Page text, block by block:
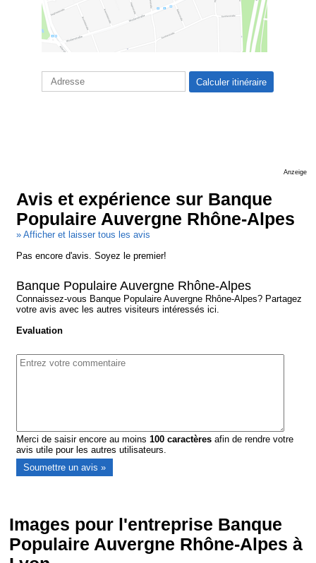
Anzeige
Avis et expérience sur Banque
Populaire Auvergne Rhône-Alpes
» Afficher et laisser tous les avis
Pas encore d'avis. Soyez le premier!
Banque Populaire Auvergne Rhône-Alpes
Connaissez-vous Banque Populaire Auvergne Rhône-Alpes? Partagez
votre avis avec les autres visiteurs intéressés ici.
Evaluation
Merci de saisir encore au moins100 caractères afin de rendre votre
avis utile pour les autres utilisateurs.
Images pour l'entreprise Banque
Populaire Auvergne Rhône-Alpes à